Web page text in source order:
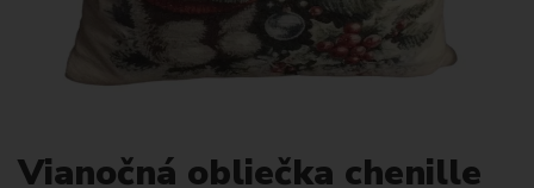
Vianočná obliečka chenille